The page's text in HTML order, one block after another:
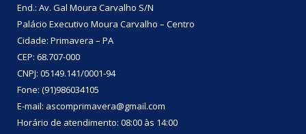
End.: Av. Gal Moura Carvalho S/N
Palácio Executivo Moura Carvalho – Centro
Cidade: Primavera – PA
CEP: 68.707-000
CNPJ: 05149.141/0001-94
Fone: (91)986034105
E-mail: ascomprimavera@gmail.com
Horário de atendimento: 08:00 às 14:00